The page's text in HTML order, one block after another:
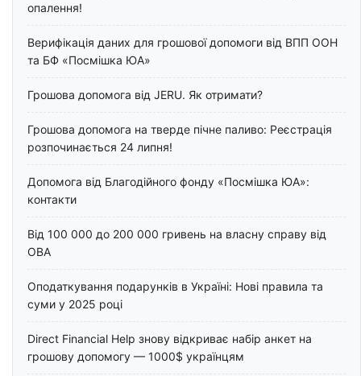
опалення!
Верифікація даних для грошової допомоги від ВПП ООН
та БФ «Посмішка ЮА»
Грошова допомога від JERU. Як отримати?
Грошова допомога на тверде пічне паливо: Реєстрація
розпочинається 24 липня!
Допомога від Благодійного фонду «Посмішка ЮА»:
контакти
Від 100 000 до 200 000 гривень на власну справу від
ОВА
Оподаткування подарунків в Україні: Нові правила та
суми у 2025 році
Direct Financial Help знову відкриває набір анкет на
грошову допомогу — 1000$ українцям